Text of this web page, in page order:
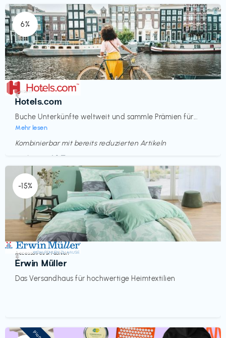
6%
Reisen
Hotels.com
Buche Unterkünfte weltweit und sammle Prämien für...
Mehr lesen
€‎
Kombinierbar mit bereits reduzierten Artikeln
Endet in
<60 Tagen
-15%
Accessoires & Fashion
Erwin Müller
Das Versandhaus für hochwertige Heimtextilien
€‎